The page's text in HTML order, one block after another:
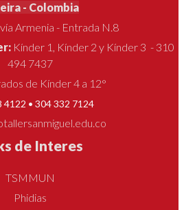
- Colombia
Armenia - Entrada N.8
Kínder 1, Kínder 2 y Kínder 3 - 310
494 7437
de Kínder 4 a 12°
4122 • 304 332 7124
de Interes
TSMMUN
Phidias